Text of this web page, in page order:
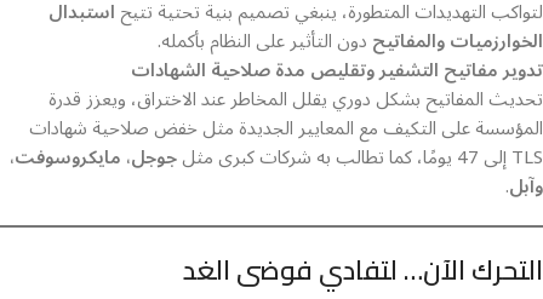
لتواكب التهديدات المتطورة، ينبغي تصميم بنية تحتية تتيحاستبدال
الخوارزميات والمفاتيحدون التأثير على النظام بأكمله.
تدوير مفاتيح التشفير وتقليص مدة صلاحية الشهادات
تحديث المفاتيح بشكل دوري يقلل المخاطر عند الاختراق، ويعزز قدرة
المؤسسة على التكيف مع المعايير الجديدة مثل خفض صلاحية شهادات
TLS إلى 47 يومًا، كما تطالب به شركات كبرى مثل جوجل، مايكروسوفت،
وآبل.
التحرك الآن… لتفادي فوضى الغد